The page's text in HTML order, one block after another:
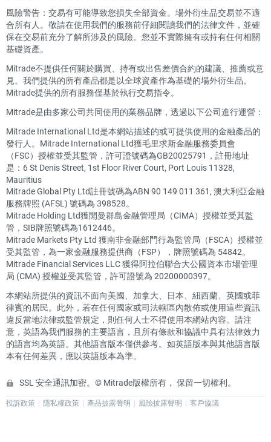
風險警告：交易有可能導致您損失全部資金。場外衍生品交易並不適
合所有人。敬請在使用我們的服務前仔細閱讀我們的法律文件，並確
保在交易前充分了解所涉及的風險。您並不實際擁有或持有任何相關
基礎資產。
Mitrade不提供任何關於購買、持有或出售差價合約的建議、推薦或意
見。我們提供的所有產品都是以全球資產作為基礎的場外衍生品。
Mitrade提供的所有服務僅基於執行交易指令。
Mitrade是由多家公司共同使用的業務品牌，透過以下公司進行運營：
Mitrade International Ltd是本網站描述的或可提供使用的金融產品的
發行人。Mitrade International Ltd獲毛里求斯金融服務委員會
（FSC）授權並受其監管，許可證號碼為GB20025791，註冊地址
是：6 St Denis Street, 1st Floor River Court, Port Louis 11328,
Mauritius
Mitrade Global Pty Ltd註冊號碼為ABN 90 149 011 361, 澳大利亞金融
服務牌照 (AFSL) 號碼為 398528。
Mitrade Holding Ltd獲開曼群島金融管理局（CIMA）授權並受其監
管，SIB牌照號碼為1612446。
Mitrade Markets Pty Ltd 獲南非金融部門行為監管局（FSCA）授權並
受其監管，為一家金融服務提供商（FSP），牌照號碼為 54842。
Mitrade Financial Services LLC 獲得阿拉伯聯合大公國資本市場管理
局 (CMA) 授權並受其監管，許可證號為 20200000397。
本網站所提供的資訊不面向美國、加拿大、日本、紐西蘭、英國或菲
律賓的居民。此外，若在任何國家或司法轄區內散佈或使用這些資訊
違反當地法律或監管規定，則任何人士不得使用本網站內容。請注
意，英語為我們服務的主要語言，且所有條款和協議中具有法律效力
的語言均為英語。其他語言版本僅供參考。如英語版本與其他語言版
本有任何差異，應以英語版本為準。
SSL 安全通訊加密。© Mitrade版權所有， 保留一切權利。
投訴政策 隱私權政策 產品披露聲明 風險披露聲明 客戶協議